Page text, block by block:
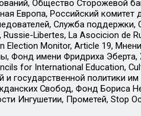
Общество Сторожевой
Европа, Российский комитет
Служба поддержки,
Libertes, La Asocicion de
Election Monitor, Article 19,
Фонд имени Фридриха Эберта,
for International Education,
государственной политики им
Свобод, Фонд Бориса
Ингушетии, Прометей, Stop